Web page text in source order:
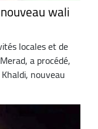
wali
locales et de
a procédé,
nouveau